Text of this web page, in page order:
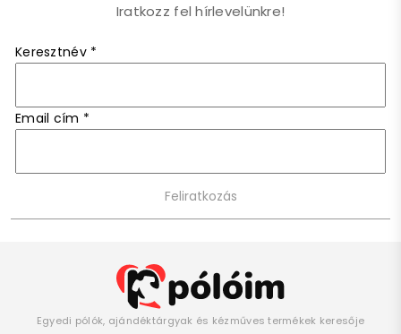
Iratkozz fel hírlevelünkre!
Keresztnév *
Email cím *
Egyedi pólók, ajándéktárgyak és kézműves termékek keresője